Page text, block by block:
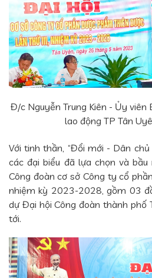
Đ/c Nguyễn Trung Kiên - Ủy viên
lao động TP Tân
Với tinh thần, “Đổi mới - Dân
các đại biểu đã lựa chọn và
Công đoàn cơ sở Công ty cổ
nhiệm kỳ 2023-2028, gồm 03
dự Đại hội Công đoàn thành phố
tới.